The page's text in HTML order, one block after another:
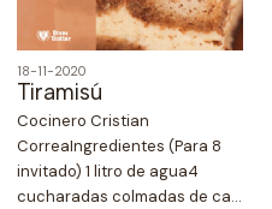
18-11-2020
Tiramisú
Cocinero Cristian
CorreaIngredientes (Para 8
invitado) 1 litro de agua4
cucharadas colmadas de ca...